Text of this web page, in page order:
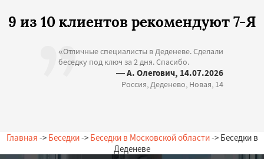
9 из 10 клиентов рекомендуют 7-Я
«Отличные специалисты в Деденеве. Сделали
беседку под ключ за 2 дня. Спасибо.
— А. Олегович, 14.07.2026
Россия, Деденево, Новая, 14
Главная -> Беседки-> Беседки в Московской области-> Беседки в
Деденеве